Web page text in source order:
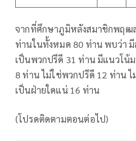
จากที่ศึกษาภูมิหลังสมาชิกพฤฒ
ท่านในทั้งหมด 80 ท่าน พบว่า
เป็นพวกปรีดี 31 ท่าน มีแนวโ
8 ท่าน ไม่ใช่พวกปรีดี 12 ท่าน ไ
เป็นฝ่ายใดแน่ 16 ท่าน
(โปรดติดตามตอนต่อไป)